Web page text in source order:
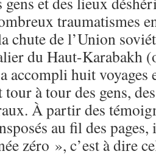
traumatismes
chute de l’Union
du Haut-Karabakh
accompli huit voyages
à tour des gens,
À partir des
au fil des
zéro », c’est à dire